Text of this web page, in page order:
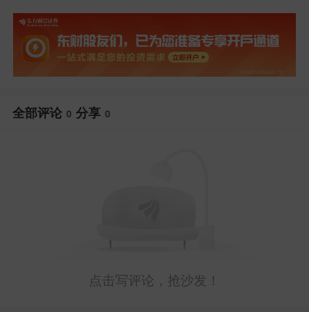
首款侵入式脑机接口医疗器械获批上市
全部评论 0 分享 0
点击写评论，抢沙发！